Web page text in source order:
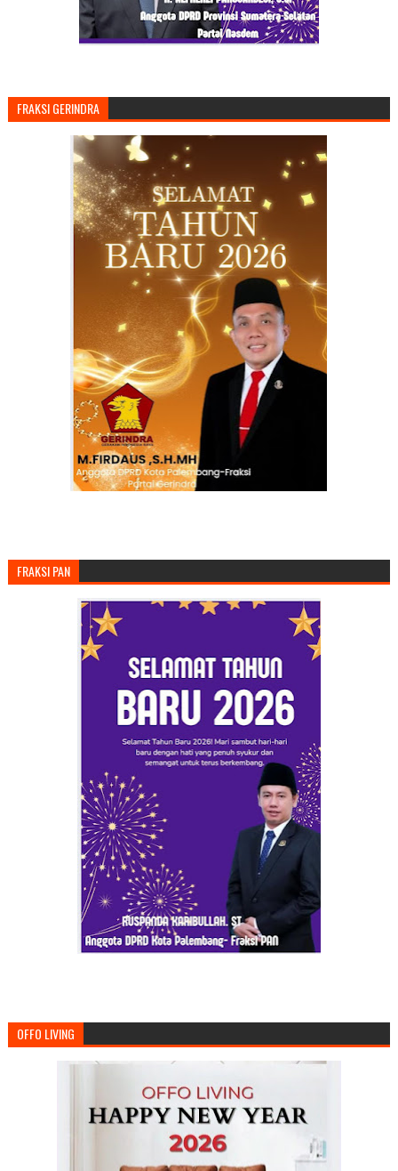
FRAKSI GERINDRA
FRAKSI PAN
OFFO LIVING